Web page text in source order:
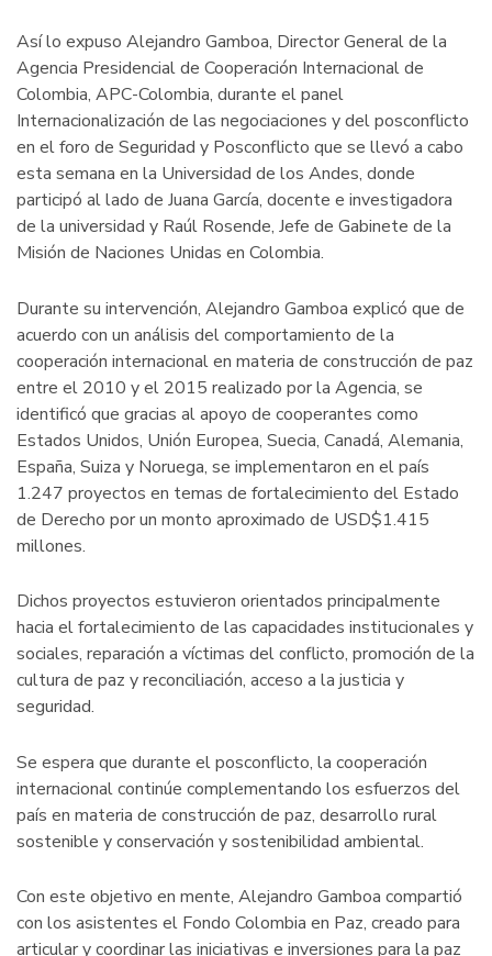
Así lo expuso Alejandro Gamboa, Director General de la
Agencia Presidencial de Cooperación Internacional de
Colombia, APC-Colombia, durante el panel
Internacionalización de las negociaciones y del posconflicto
en el foro de Seguridad y Posconflicto que se llevó a cabo
esta semana en la Universidad de los Andes, donde
participó al lado de Juana García, docente e investigadora
de la universidad y Raúl Rosende, Jefe de Gabinete de la
Misión de Naciones Unidas en Colombia.
Durante su intervención, Alejandro Gamboa explicó que de
acuerdo con un análisis del comportamiento de la
cooperación internacional en materia de construcción de paz
entre el 2010 y el 2015 realizado por la Agencia, se
identificó que gracias al apoyo de cooperantes como
Estados Unidos, Unión Europea, Suecia, Canadá, Alemania,
España, Suiza y Noruega, se implementaron en el país
1.247 proyectos en temas de fortalecimiento del Estado
de Derecho por un monto aproximado de USD$1.415
millones.
Dichos proyectos estuvieron orientados principalmente
hacia el fortalecimiento de las capacidades institucionales y
sociales, reparación a víctimas del conflicto, promoción de la
cultura de paz y reconciliación, acceso a la justicia y
seguridad.
Se espera que durante el posconflicto, la cooperación
internacional continúe complementando los esfuerzos del
país en materia de construcción de paz, desarrollo rural
sostenible y conservación y sostenibilidad ambiental.
Con este objetivo en mente, Alejandro Gamboa compartió
con los asistentes el Fondo Colombia en Paz, creado para
articular y coordinar las iniciativas e inversiones para la paz